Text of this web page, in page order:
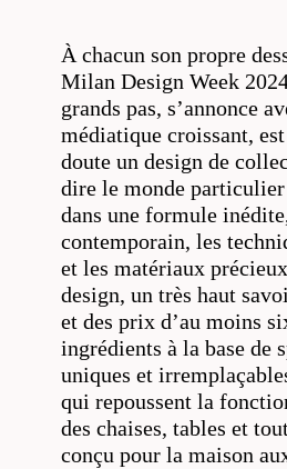
À chacun son propre
Milan Design Week
grands pas, s’annonce
médiatique croissant, est
doute un design de
dire le monde
dans une formule
contemporain, les
et les matériaux
design, un très haut
et des prix d’au moins
ingrédients à la base de
uniques et
qui repoussent la
des chaises, tables et
conçu pour la maison